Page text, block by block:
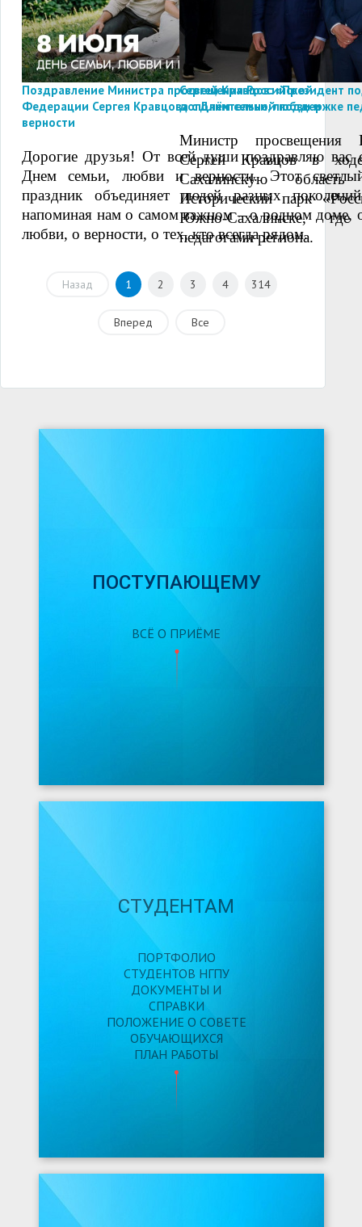
Поздравление Министра просвещения Российской
Федерации Сергея Кравцова с Днём семьи, любви и
верности
Дорогие друзья! От всей души поздравляю вас
Днем семьи, любви и верности. Этот
праздник объединяет людей разных
напоминая нам о самом важном – о родном доме,
любви, о верности, о тех, кто всегда рядом.
Сергей Кравцов: «Президент
дополнительной поддержке
Министр просвещения
Сергей Кравцов в
Сахалинскую
Исторический парк
Южно-Сахалинске,
педагогами региона.
Назад 1 2 3 4 314
Вперед Все
ПОСТУПАЮЩЕМУ
ВСЁ О ПРИЁМЕ
СТУДЕНТАМ
ПОРТФОЛИО
СТУДЕНТОВ НГПУ
ДОКУМЕНТЫ И
СПРАВКИ
ПОЛОЖЕНИЕ О СОВЕТЕ
ОБУЧАЮЩИХСЯ
ПЛАН РАБОТЫ